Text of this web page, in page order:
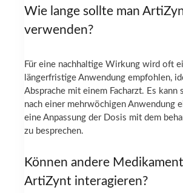
Wie lange sollte man
verwenden?
Für eine nachhaltige Wirkung wird oft
längerfristige Anwendung empfohlen,
Absprache mit einem Facharzt. Es kann
nach einer mehrwöchigen Anwendung
eine Anpassung der Dosis mit dem
zu besprechen.
Können andere
ArtiZynt interagieren?